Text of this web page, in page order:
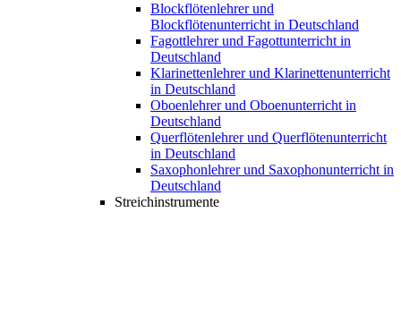
Blockflötenlehrer und
Blockflötenunterricht in Deutschland
Fagottlehrer und Fagottunterricht in
Deutschland
Klarinettenlehrer und Klarinettenunterricht
in Deutschland
Oboenlehrer und Oboenunterricht in
Deutschland
Querflötenlehrer und Querflötenunterricht
in Deutschland
Saxophonlehrer und Saxophonunterricht in
Deutschland
Streichinstrumente